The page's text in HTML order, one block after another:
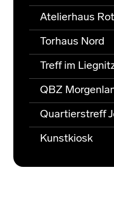
Atelierhaus
Torhaus Nord
Treff im
QBZ
Quartierstreff
Kunstkiosk